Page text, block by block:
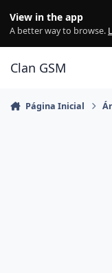
View in the app
A better way to browse.
Clan GSM
Página Inicial